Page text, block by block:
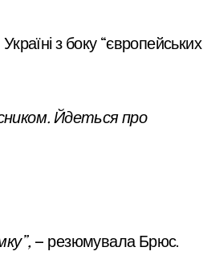
з боку “європейських
Йдеться про
— резюмувала Брюс.